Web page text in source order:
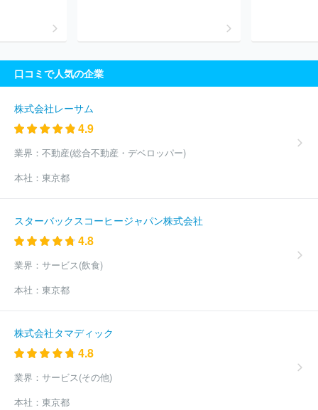
富士通株式会社
株式会社プレステージ・インターナショナル
社
チエル株式会社 エン株式会社
株式会社ＢｏｏｋＬｉｖｅ
株式会社ＢＳＮアイネット
Ｃメディカル株式会社
株式会社ＮＴＴデータ・スマートソーシング
式会社
株式会社イーウェル
株式会社アルバイトタイムス
株式会社ロイヤリティマーケティン
セトー
ナカシャクリエイテブ株式会社
トパートナー
ヤマトシステム開発株式会社 ほか(2591件)
口コミで人気の企業
株式会社レーサム
4.9
業界： 不動産(総合不動産・デベロッパー)
本社： 東京都
スターバックスコーヒージャパン株式会社
4.8
業界： サービス(飲食)
本社： 東京都
株式会社タマディック
4.8
業界： サービス(その他)
本社： 東京都